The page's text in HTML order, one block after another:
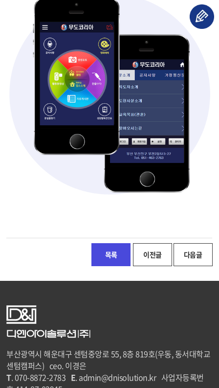
목록 이전글 다음글
부산광역시 해운대구 센텀중앙로 55, 8층 819호(우동, 동서대학교
센텀캠퍼스) ceo. 이경은
T. 070-8872-2783 E. admin@dnisolution.kr 사업자등록번